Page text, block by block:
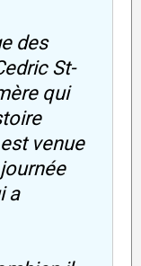
des
St-
qui
venue
a